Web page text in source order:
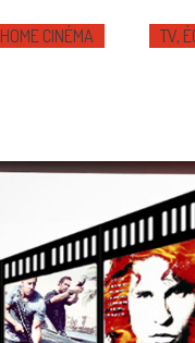
HOME CINÉMA TV,